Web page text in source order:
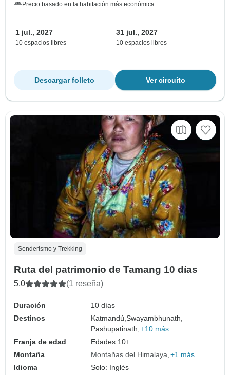
Precio basado en la habitación más económica
1 jul., 2027
10 espacios libres
31 jul., 2027
10 espacios libres
Ver circuito
Descargar folleto
Senderismo y Trekking
Ruta del patrimonio de Tamang 10 días
5.0 (1 reseña)
Duración
10 días
Destinos
Katmandú,Swayambhunath,
Pashupati̇̄nāth, +10 más
Franja de edad
Edades 10+
Montaña
Montañas del Himalaya +1 más
Idioma
Solo: Inglés